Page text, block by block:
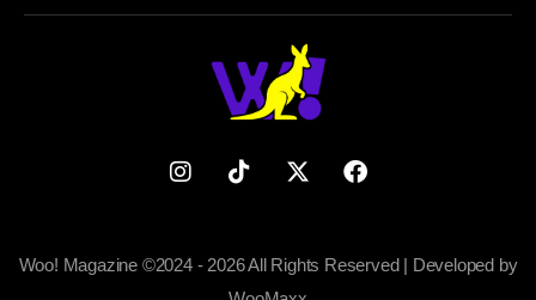
Woo! Magazine ©2024 - 2026 All Rights Reserved | Developed by